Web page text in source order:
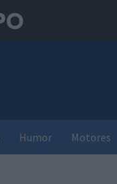
Humor Motores